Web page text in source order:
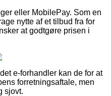
eller MobilePay. Som en
nytte af et tilbud fra for
at godtgøre prisen i
e-forhandler kan de for at
forretningsaftale, men
sjovt.